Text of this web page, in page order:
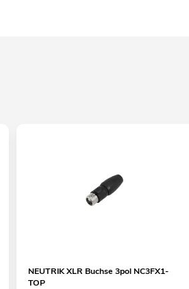
NEUTRIK XLR Buchse 3pol NC3FX1-
TOP